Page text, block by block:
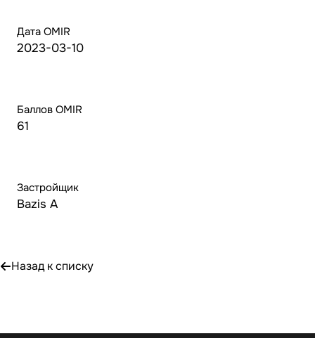
Дата OMIR
2023-03-10
Баллов OMIR
61
Застройщик
Bazis A
Назад к списку